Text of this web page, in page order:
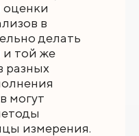
оценки
в
делать
и той же
разных
могут
измерения.